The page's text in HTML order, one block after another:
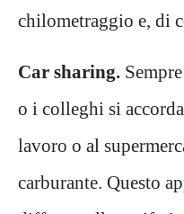
chilometraggio e, di
Car sharing.
o i colleghi si
lavoro o al
carburante. Questo